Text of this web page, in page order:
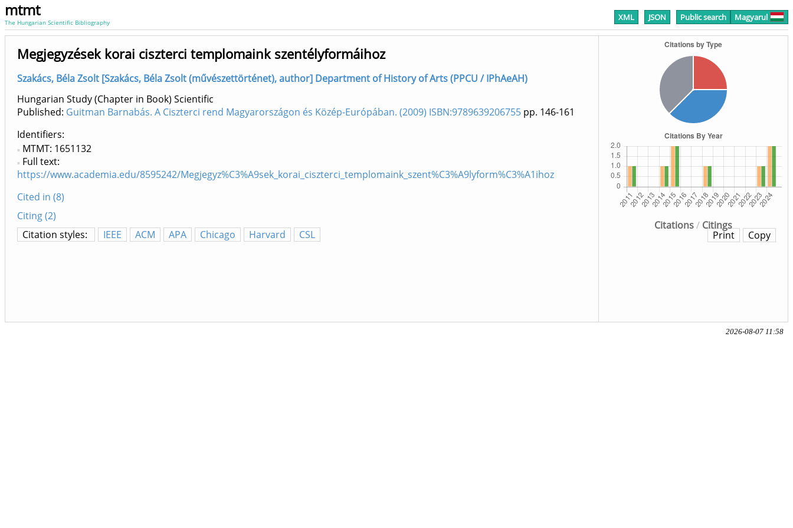
mtmt
The Hungarian Scientific Bibliography XML JSON Public search Magyarul
Citations/ Citings
Megjegyzések korai ciszterci templomaink szentélyformáihoz
Szakács, Béla Zsolt [Szakács, Béla Zsolt (művészettörténet), author] Department of History of Arts (PPCU / IPhAeAH)
Hungarian Study (Chapter in Book) Scientific
Published: Guitman Barnabás. A Ciszterci rend Magyarországon és Közép-Európában. (2009) ISBN:9789639206755 pp. 146-161
Identifiers
MTMT: 1651132
Full text:
https://www.academia.edu/8595242/Megjegyz%C3%A9sek_korai_ciszterci_templomaink_szent%C3%A9lyform%C3%A1ihoz
Cited in (8)
Citing (2)
Citation styles:
IEEE ACM APA Chicago Harvard CSL Copy
Print
2026-08-07 11:58